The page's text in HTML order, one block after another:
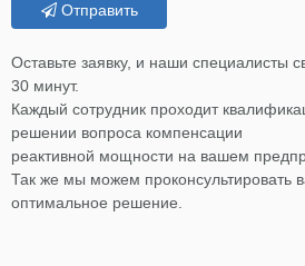
Отправить
Оставьте заявку, и наши специалисты
30 минут.
Каждый сотрудник проходит
решении вопроса компенсации
реактивной мощности на вашем
Так же мы можем проконсультировать
оптимальное решение.